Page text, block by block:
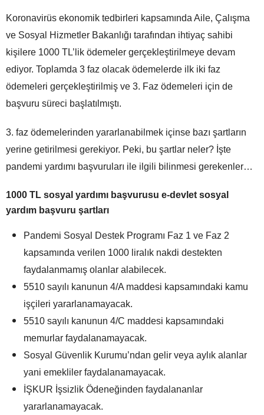
Koronavirüs ekonomik tedbirleri kapsamında Aile, Çalışma
ve Sosyal Hizmetler Bakanlığı tarafından ihtiyaç sahibi
kişilere 1000 TL’lik ödemeler gerçekleştirilmeye devam
ediyor. Toplamda 3 faz olacak ödemelerde ilk iki faz
ödemeleri gerçekleştirilmiş ve 3. Faz ödemeleri için de
başvuru süreci başlatılmıştı.
3. faz ödemelerinden yararlanabilmek içinse bazı şartların
yerine getirilmesi gerekiyor. Peki, bu şartlar neler? İşte
pandemi yardımı başvuruları ile ilgili bilinmesi gerekenler…
1000 TL sosyal yardımı başvurusu e-devlet sosyal
yardım başvuru şartları
Pandemi Sosyal Destek Programı Faz 1 ve Faz 2
kapsamında verilen 1000 liralık nakdi destekten
faydalanmamış olanlar alabilecek.
5510 sayılı kanunun 4/A maddesi kapsamındaki kamu
işçileri yararlanamayacak.
5510 sayılı kanunun 4/C maddesi kapsamındaki
memurlar faydalanamayacak.
Sosyal Güvenlik Kurumu’ndan gelir veya aylık alanlar
yani emekliler faydalanamayacak.
İŞKUR İşsizlik Ödeneğinden faydalananlar
yararlanamayacak.